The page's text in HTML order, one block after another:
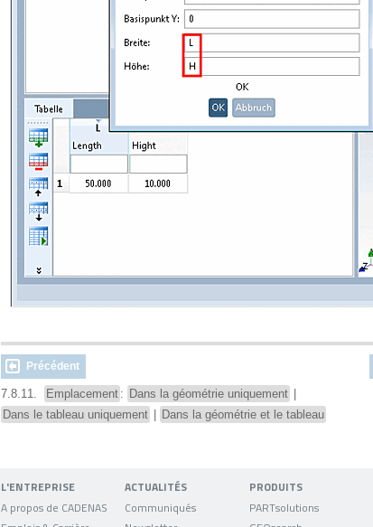
Précédent
7.8.11. Emplacement : Dans la géométrie uniquement
Dans le tableau uniquement
Dans la géométrie et le tableau
L'ENTREPRISE
A propos de CADENAS
ACTUALITÉS
Communiqués
PRODUITS
PARTsolutions